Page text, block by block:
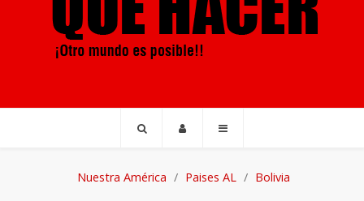
Nuestra América Paises AL Bolivia